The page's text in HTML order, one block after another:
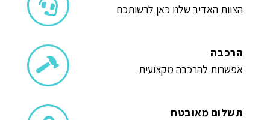
הצוות האדיב שלנו כאן לרשותכם
הרכבה
אפשרות להרכבה מקצועית
תשלום מאובטח